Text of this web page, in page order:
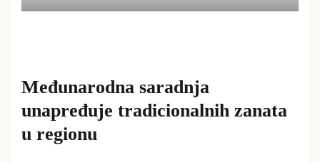
Međunarodna saradnja
unapređuje tradicionalnih zanata
u regionu